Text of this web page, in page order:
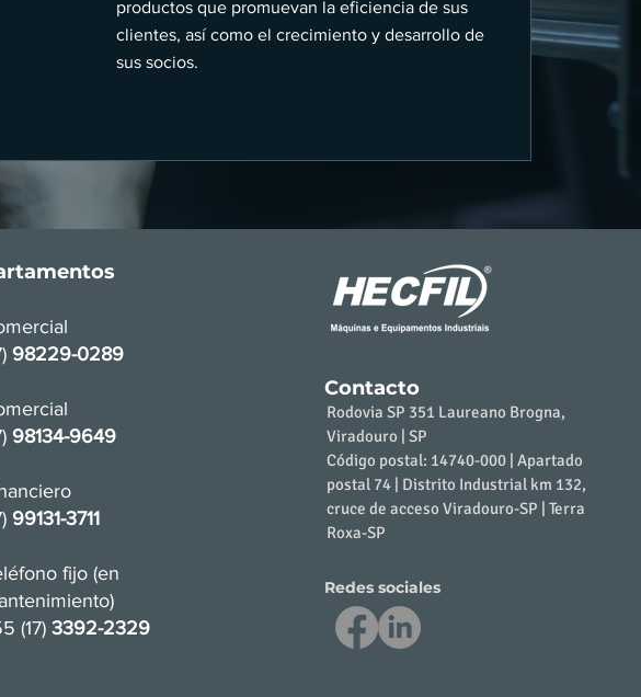
productos que promuevan la eficiencia de sus
clientes, así como el crecimiento y desarrollo de
sus socios.
98229-0289
98134-9649
99131-3711
fijo (en
(17) 3392-2329
Contacto
​Rodovia SP 351 Laureano Brogna,
Viradouro | SP
Código postal: 14740-000 | Apartado
postal 74 | Distrito Industrial km 132,
cruce de acceso Viradouro-SP | Terra
Roxa-SP
Redes sociales